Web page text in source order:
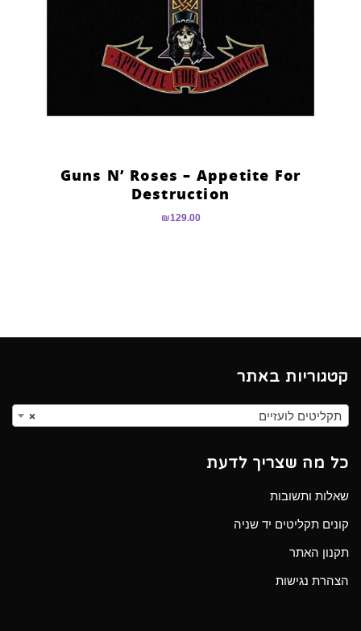
Guns N’ Roses – Appetite For
Destruction
₪129.00
קטגוריות באתר
× תקליטים לועזיים
כל מה שצריך לדעת
שאלות ותשובות
קונים תקליטים יד שניה
תקנון האתר
הצהרת נגישות